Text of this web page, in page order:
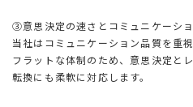
③意思決定の速さとコミュニケーシ
当社はコミュニケーション品質を重視
フラットな体制のため、意思決定と
転換にも柔軟に対応します。